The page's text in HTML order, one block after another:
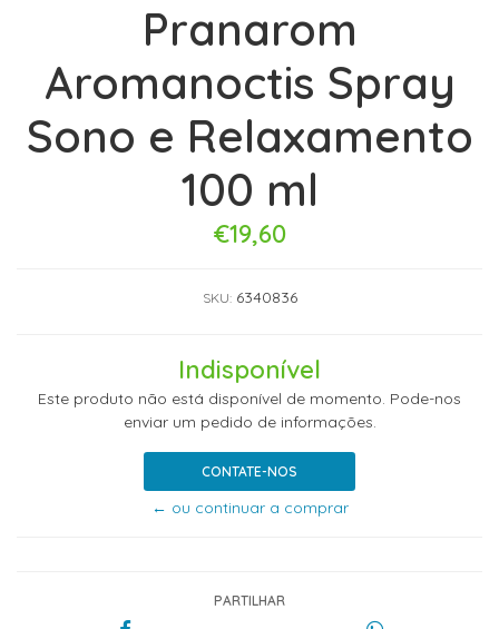
Pranarom
Aromanoctis Spray
Sono e Relaxamento
100 ml
€19,60
SKU: 6340836
Indisponível
Este produto não está disponível de momento. Pode-nos
enviar um pedido de informações.
CONTATE-NOS
← ou continuar a comprar
PARTILHAR